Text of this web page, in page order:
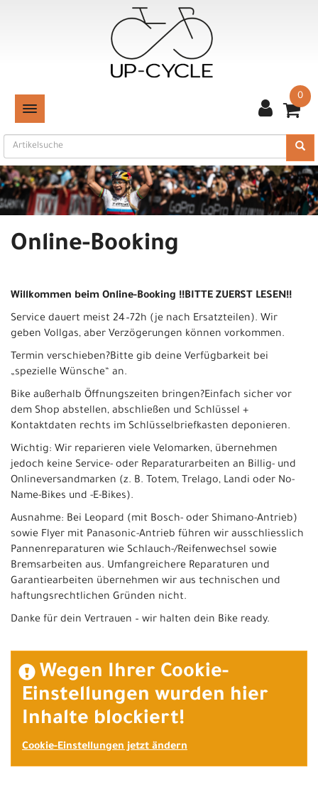
TOGGLE NAVIGATION
0
Online-Booking
Willkommen beim Online-Booking !!BITTE ZUERST LESEN!!
Service dauert meist 24–72h (je nach Ersatzteilen). Wir
geben Vollgas, aber Verzögerungen können vorkommen.
Termin verschieben?Bitte gib deine Verfügbarkeit bei
„spezielle Wünsche“ an.
Bike außerhalb Öffnungszeiten bringen?Einfach sicher vor
dem Shop abstellen, abschließen und Schlüssel +
Kontaktdaten rechts im Schlüsselbriefkasten deponieren.
Wichtig: Wir reparieren viele Velomarken, übernehmen
jedoch keine Service- oder Reparaturarbeiten an Billig- und
Onlineversandmarken (z. B. Totem, Trelago, Landi oder No-
Name-Bikes und -E-Bikes).
Ausnahme: Bei Leopard (mit Bosch- oder Shimano-Antrieb)
sowie Flyer mit Panasonic-Antrieb führen wir ausschliesslich
Pannenreparaturen wie Schlauch-/Reifenwechsel sowie
Bremsarbeiten aus. Umfangreichere Reparaturen und
Garantiearbeiten übernehmen wir aus technischen und
haftungsrechtlichen Gründen nicht.
Danke für dein Vertrauen – wir halten dein Bike ready.
Wegen Ihrer Cookie-
Einstellungen wurden hier
Inhalte blockiert!
Cookie-Einstellungen jetzt ändern